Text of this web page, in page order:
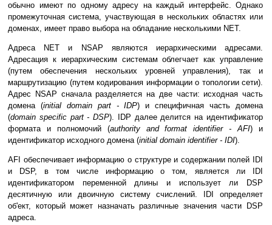
обычно имеют по одному адресу на каждый интерфейс. Однако
промежуточная система, участвующая в нескольких областях или
доменах, имеет право выборa на обладание несколькими NET.
Адреса NET и NSAP являются иерархическими адресами.
Адресация к иерархическим системам облегчает как управление
(путем обеспечения нескольких уровней управления), так и
маршрутизацию (путем кодирования информации о топологии сети).
Адрес NSAP сначала разделяется на две части: исходная часть
домена (initial domain part - IDP) и специфичнaя часть домена
(domain specific part - DSP). IDP далее делится на идентификатор
формата и полномочий (authority and format identifier - AFI) и
идентификатор исходного домена (initial domain identifier - IDI).
AFI обеспечивает информацию о структуре и содержании полей IDI
и DSP, в том числе информацию о том, является ли IDI
идентификатором переменной длины и использует ли DSP
десятичную или двоичную систему счислений. IDI определяет
об'ект, который может назначать различные значения части DSP
адреса.